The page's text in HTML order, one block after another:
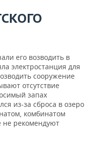
его возводить в
электростанция для
сооружение
отсутствие
запах
из-за сброса в озеро
комбинатом
не рекомендуют